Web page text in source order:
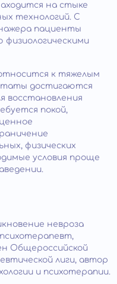
на стыке
технологий. С
пациенты
к тяжелым
достигаются
восстановления
покой,
физических
условия проще
невроза
психотерапевт,
Общероссийской
лиги, автор
и психотерапии.